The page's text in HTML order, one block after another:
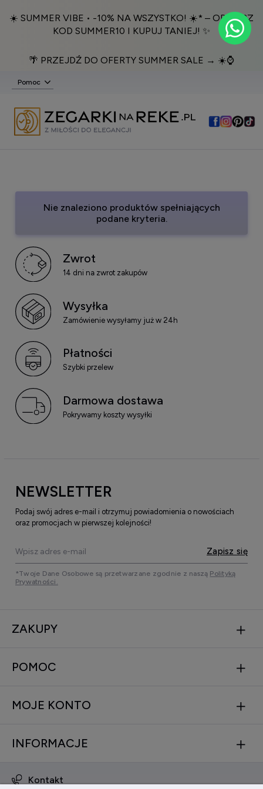
☀️ SUMMER VIBE • -10% NA WSZYSTKO! ☀️* – ODBIERZ
KOD SUMMER10 I KUPUJ TANIEJ! ✨
🌴 PRZEJDŹ DO OFERTY SUMMER SALE → ☀️⌚️
Pomoc
Nie znaleziono produktów spełniających
podane kryteria.
Zwrot
14 dni na zwrot zakupów
Wysyłka
Zamówienie wysyłamy już w 24h
Płatności
Szybki przelew
Darmowa dostawa
Pokrywamy koszty wysyłki
NEWSLETTER
Podaj swój adres e-mail i otrzymuj powiadomienia o nowościach
oraz promocjach w pierwszej kolejności!
Zapisz się
*Twoje Dane Osobowe są przetwarzane zgodnie z naszą Polityką
Prywatności.
ZAKUPY
POMOC
MOJE KONTO
INFORMACJE
Kontakt